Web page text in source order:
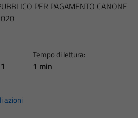
PER PAGAMENTO CANONE
Tempo di lettura:
1 min
azioni